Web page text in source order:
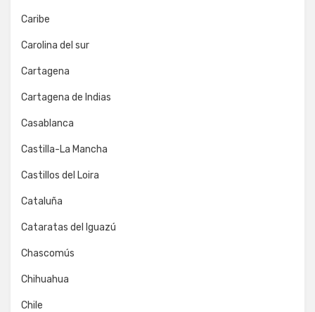
Caribe
Carolina del sur
Cartagena
Cartagena de Indias
Casablanca
Castilla-La Mancha
Castillos del Loira
Cataluña
Cataratas del Iguazú
Chascomús
Chihuahua
Chile